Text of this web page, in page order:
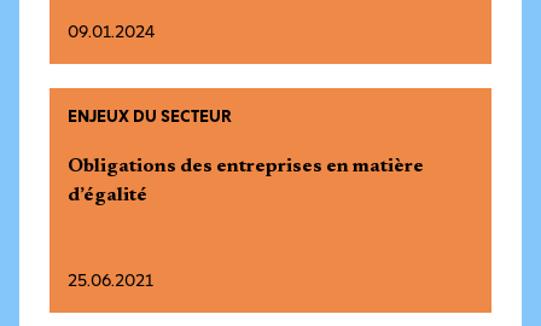
09.01.2024
ENJEUX DU SECTEUR
Obligations des entreprises en matière
d’égalité
25.06.2021